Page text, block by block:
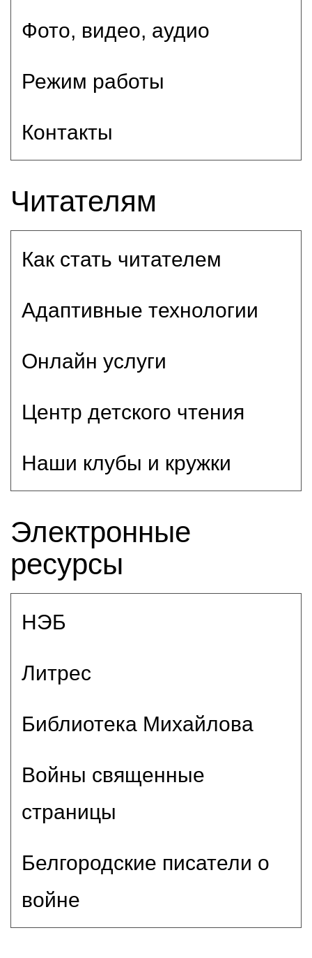
Фото, видео, аудио
Режим работы
Контакты
Читателям
Как стать читателем
Адаптивные технологии
Онлайн услуги
Центр детского чтения
Наши клубы и кружки
Электронные
ресурсы
НЭБ
Литрес
Библиотека Михайлова
Войны священные
страницы
Белгородские писатели о
войне